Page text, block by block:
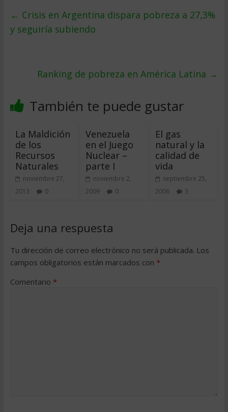
← Crisis en Argentina dispara pobreza a 27,3%
y seguiría subiendo
Ranking de pobreza en América Latina →
También te puede gustar
La Maldición
de los
Recursos
Naturales
noviembre 27,
2013
0
Venezuela
en el Juego
Nuclear –
parte I
noviembre 2,
2009
0
El gas
natural y la
calidad de
vida
septiembre 25,
2006
3
Deja una respuesta
Tu dirección de correo electrónico no será publicada. Los
campos obligatorios están marcados con *
Comentario *